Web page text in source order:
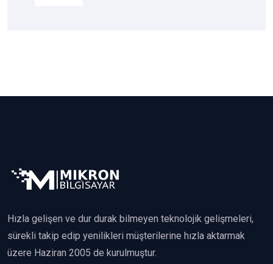
Hızla gelişen ve dur durak bilmeyen teknolojik gelişmeleri,
sürekli takip edip yenilikleri müşterilerine hızla aktarmak
üzere Haziran 2005 de kurulmuştur.